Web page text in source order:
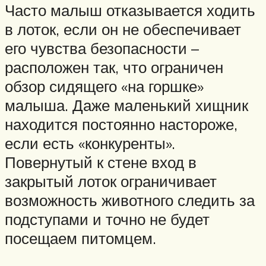
Часто малыш отказывается ходить
в лоток, если он не обеспечивает
его чувства безопасности –
расположен так, что ограничен
обзор сидящего «на горшке»
малыша. Даже маленький хищник
находится постоянно настороже,
если есть «конкуренты».
Повернутый к стене вход в
закрытый лоток ограничивает
возможность животного следить за
подступами и точно не будет
посещаем питомцем.